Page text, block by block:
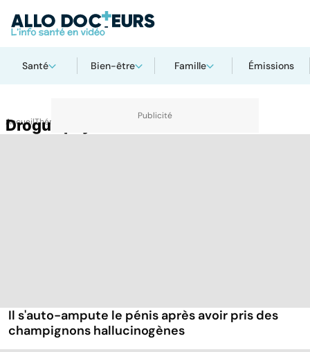
Santé Bien-être Famille Émissions
AccueilThématiques
Drogue psy
Il s'auto-ampute le pénis après avoir pris des
champignons hallucinogènes